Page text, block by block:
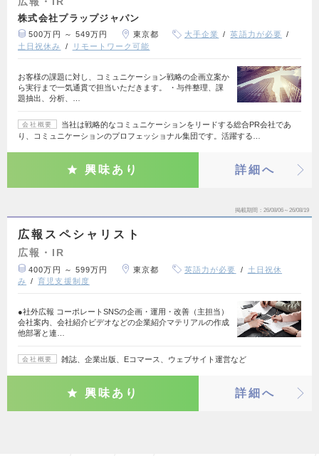
株式会社プラップジャパン
500万円 ～ 549万円 東京都 大手企業
英語力が必要
土日祝休み
リモートワーク可能
お客様の課題に対し、コミュニケーション戦略の企画立案か
ら実行まで一気通貫で担当いただきます。 ・与件整理、課
題抽出、分析、…
会社概要
当社は戦略的なコミュニケーションをリードする総合PR会社であ
り、コミュニケーションのプロフェッショナル集団です。活躍する…
興味あり 詳細へ
掲載期間 26/08/06～26/08/19
広報スペシャリスト
広報・IR
400万円 ～ 599万円 東京都 英語力が必要
土日祝休
み
育児支援制度
●社外広報 コーポレートSNSの企画・運用・改善（主担当）
会社案内、会社紹介ビデオなどの企業紹介マテリアルの作成
他部署と連…
会社概要 雑誌、企業出版、Eコマース、ウェブサイト運営など
興味あり 詳細へ